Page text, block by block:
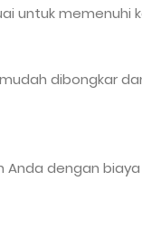
untuk memenuhi
dibongkar
dengan